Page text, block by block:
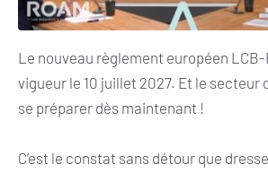
Le nouveau règlement européen
vigueur le 10 juillet 2027. Et le secteur
se préparer dès maintenant !
C’est le constat sans détour que dresse